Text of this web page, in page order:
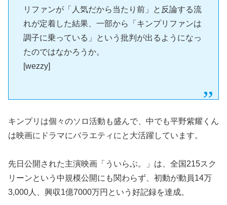
リファンが「人気だから当たり前」と反論する流
れが定着した結果、一部から「キンプリファンは
調子に乗っている」という批判が出るようになっ
たのではなかろうか。
[wezzy]
キンプリは個々のソロ活動も盛んで、中でも平野紫耀くん
は映画にドラマにバラエティにと大活躍しています。
先日公開された主演映画「ういらぶ。」は、全国215スク
リーンという中規模公開にも関わらず、初動が動員14万
3,000人、興収1億7000万円という好記録を達成。